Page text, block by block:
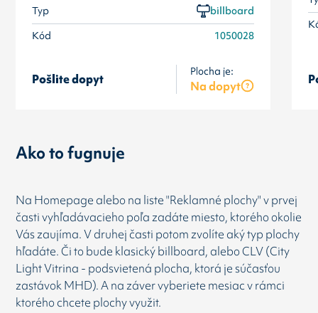
Typ
billboard
Kód
1050028
Pošlite dopyt
Plocha je:
Na dopyt
Ako to fugnuje
Na Homepage alebo na liste "Reklamné plochy" v prvej
časti vyhľadávacieho poľa zadáte miesto, ktorého okolie
Vás zaujíma. V druhej časti potom zvolíte aký typ plochy
hľadáte. Či to bude klasický billboard, alebo CLV (City
Light Vitrina - podsvietená plocha, ktorá je súčasťou
zastávok MHD). A na záver vyberiete mesiac v rámci
ktorého chcete plochy využit.